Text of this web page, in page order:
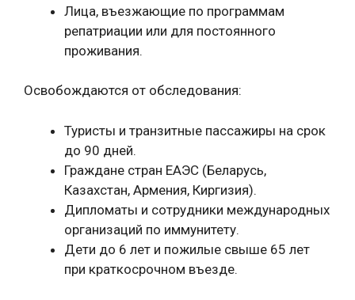
Лица, въезжающие по программам
репатриации или для постоянного
проживания.
Освобождаются от обследования:
Туристы и транзитные пассажиры на срок
до 90 дней.
Граждане стран ЕАЭС (Беларусь,
Казахстан, Армения, Киргизия).
Дипломаты и сотрудники международных
организаций по иммунитету.
Дети до 6 лет и пожилые свыше 65 лет
при краткосрочном въезде.